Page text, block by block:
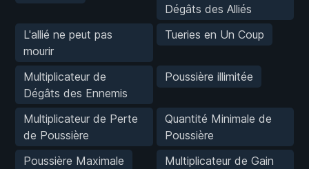
Dégâts des Alliés
L'allié ne peut pas
mourir
Tueries en Un Coup
Multiplicateur de
Dégâts des Ennemis
Poussière illimitée
Multiplicateur de Perte
de Poussière
Quantité Minimale de
Poussière
Poussière Maximale
Multiplicateur de Gain